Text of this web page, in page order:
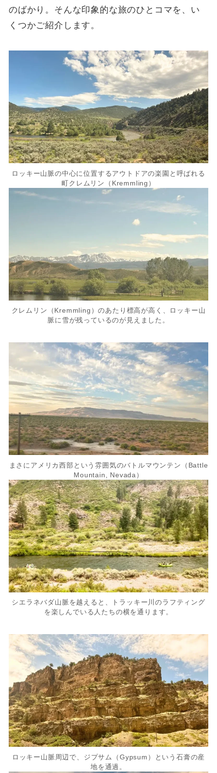
のばかり。そんな印象的な旅のひとコマを、い
くつかご紹介します。
ロッキー山脈の中心に位置するアウトドアの楽園と呼ばれる
町クレムリン（Kremmling）
クレムリン（Kremmling）のあたり標高が高く、ロッキー山
脈に雪が残っているのが見えました。
まさにアメリカ西部という雰囲気のバトルマウンテン（Battle
Mountain, Nevada）
シエラネバダ山脈を越えると、トラッキー川のラフティング
を楽しんでいる人たちの横を通ります。
ロッキー山脈周辺で、ジプサム（Gypsum）という石膏の産
地を通過。